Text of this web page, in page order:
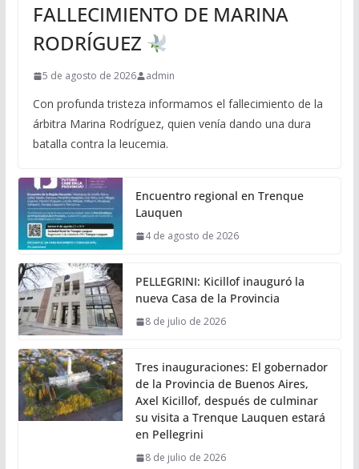
FALLECIMIENTO DE MARINA
RODRÍGUEZ
5 de agosto de 2026 admin
Con profunda tristeza informamos el fallecimiento de la
árbitra Marina Rodríguez, quien venía dando una dura
batalla contra la leucemia.
Encuentro regional en Trenque
Lauquen
4 de agosto de 2026
PELLEGRINI: Kicillof inauguró la
nueva Casa de la Provincia
8 de julio de 2026
Tres inauguraciones: El gobernador
de la Provincia de Buenos Aires,
Axel Kicillof, después de culminar
su visita a Trenque Lauquen estará
en Pellegrini
8 de julio de 2026